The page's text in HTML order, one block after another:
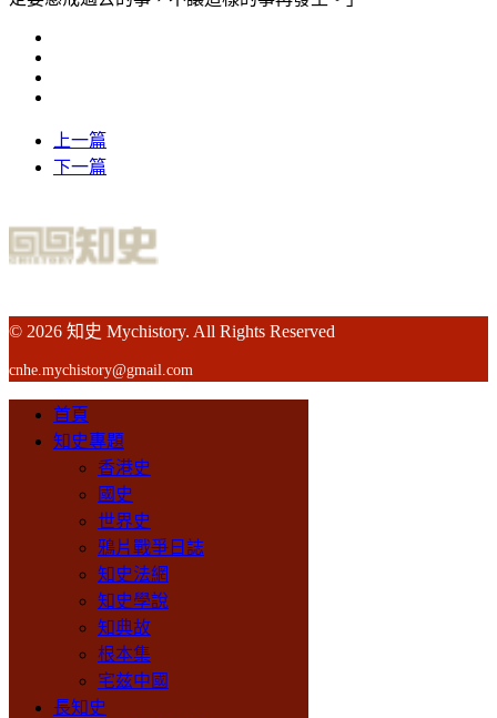
上一篇
下一篇
© 2026 知史 Mychistory. All Rights Reserved
cnhe.mychistory@gmail.com
首頁
知史專題
香港史
國史
世界史
鴉片戰爭日誌
知史法網
知史學說
知典故
根本集
宅兹中國
長知史